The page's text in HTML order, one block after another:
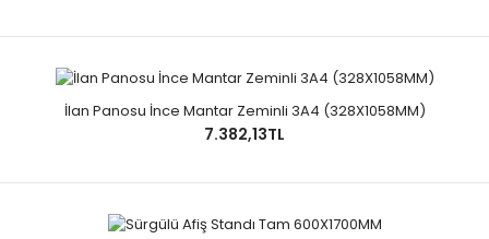
İlan Panosu İnce Mantar Zeminli 3A4 (328X1058MM)
7.382,13TL